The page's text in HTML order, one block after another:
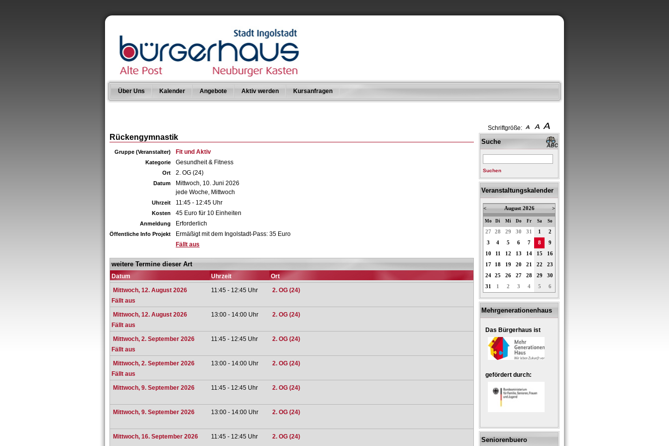
Schriftgröße:
Über Uns Kalender Angebote Aktiv werden Kursanfragen
Rückengymnastik
Gruppe (Veranstalter) Fit und Aktiv
Kategorie Gesundheit & Fitness
Ort 2. OG (24)
Datum
Mittwoch, 10. Juni 2026
jede Woche, Mittwoch
Uhrzeit 11:45 - 12:45 Uhr
Kosten 45 Euro für 10 Einheiten
Anmeldung Erforderlich
Öffentliche Info Projekt
Ermäßigt mit dem Ingolstadt-Pass: 35 Euro
Fällt aus
weitere Termine dieser Art
Datum Uhrzeit
Ort
Mittwoch, 12. August 2026
Fällt aus
11:45 - 12:45 Uhr 2. OG (24)
Mittwoch, 12. August 2026
Fällt aus
13:00 - 14:00 Uhr 2. OG (24)
Mittwoch, 2. September 2026
Fällt aus
11:45 - 12:45 Uhr 2. OG (24)
Mittwoch, 2. September 2026
Fällt aus
13:00 - 14:00 Uhr 2. OG (24)
Mittwoch, 9. September 2026 11:45 - 12:45 Uhr 2. OG (24)
Mittwoch, 9. September 2026 13:00 - 14:00 Uhr 2. OG (24)
Mittwoch, 16. September 2026 11:45 - 12:45 Uhr 2. OG (24)
Suche
Suchen
Veranstaltungskalender
< August 2026 >
Mo Di Mi Do Fr Sa So
27 28 29 30 31 1
2
3
4 5 6 7 8
9
10
11 12 13 14 15
16
17
18 19 20 21 22
23
24
25 26 27 28 29
30
31
1 2 3 4 5 6
Mehrgenerationenhaus
Das Bürgerhaus ist
gefördert durch:
Seniorenbuero